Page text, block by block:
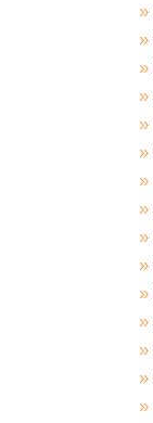
»
»
»
»
»
»
»
»
»
»
»
»
»
»
»